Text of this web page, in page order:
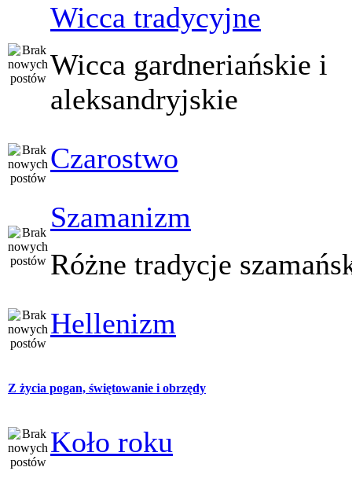
Wicca tradycyjne
Wicca gardneriańskie i
aleksandryjskie
Czarostwo
Szamanizm
Różne tradycje
Hellenizm
Z życia pogan, świętowanie i obrzędy
Koło roku